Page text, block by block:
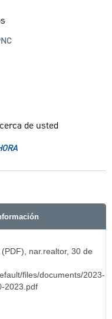
de usted
nar.realtor, 30 de
files/documents/2023-
2023.pdf